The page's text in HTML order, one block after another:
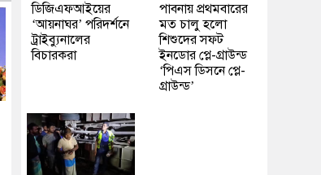
ডিজিএফআইয়ের
‘আয়নাঘর’ পরিদর্শনে
ট্রাইব্যুনালের
বিচারকরা
পাবনায় প্রথমবারের
মত চালু হলো
শিশুদের সফট
ইনডোর প্লে-গ্রাউন্ড
‘পিএস ডিসনে প্লে-
গ্রাউন্ড’